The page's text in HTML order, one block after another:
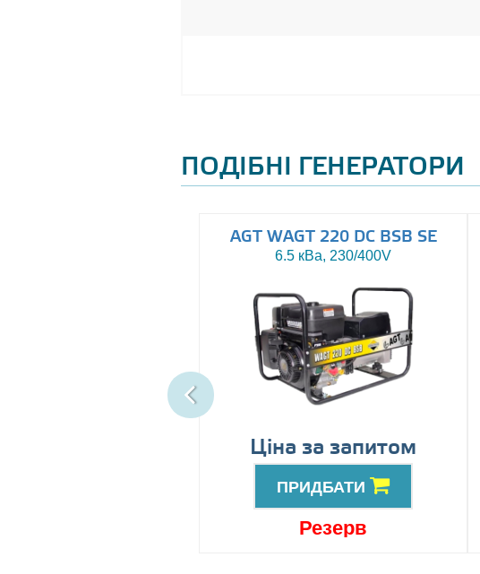
ПОДІБНІ ГЕНЕРАТОРИ
AGT WAGT 220 DC BSB SE
6.5 кВа, 230/400V
Ціна за запитом
ПРИДБАТИ
Резерв